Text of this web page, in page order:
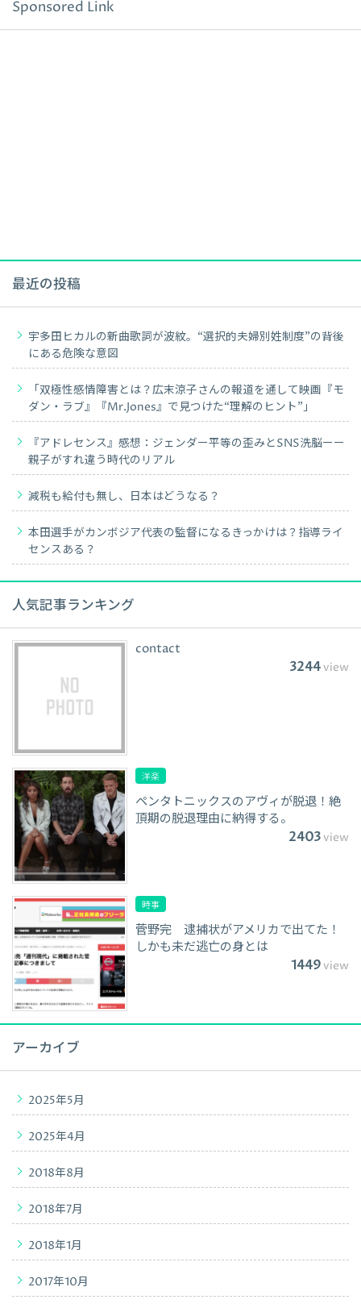
Sponsored Link
最近の投稿
宇多田ヒカルの新曲歌詞が波紋。“選択的夫婦別姓制度”の背後
にある危険な意図
「双極性感情障害とは？広末涼子さんの報道を通して映画『モ
ダン・ラブ』『Mr.Jones』で見つけた“理解のヒント”」
『アドレセンス』感想：ジェンダー平等の歪みとSNS洗脳ーー
親子がすれ違う時代のリアル
減税も給付も無し、日本はどうなる？
本田選手がカンボジア代表の監督になるきっかけは？指導ライ
センスある？
人気記事ランキング
contact
3244view
洋楽
ペンタトニックスのアヴィが脱退！絶
頂期の脱退理由に納得する。
2403view
時事
菅野完 逮捕状がアメリカで出てた！
しかも未だ逃亡の身とは
1449view
アーカイブ
2025年5月
2025年4月
2018年8月
2018年7月
2018年1月
2017年10月